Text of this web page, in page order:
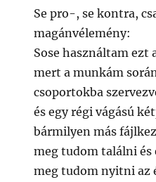
Se pro-, se kontra,
magánvélemény:
Sose használtam ezt
mert a munkám
csoportokba
és egy régi vágású
bármilyen más
meg tudom találni
meg tudom nyitni az